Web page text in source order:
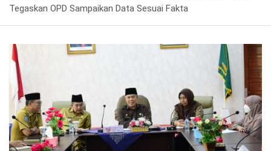
Tegaskan OPD Sampaikan Data Sesuai Fakta